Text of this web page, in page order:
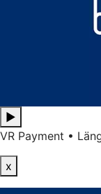
▶
VR Payment •
x